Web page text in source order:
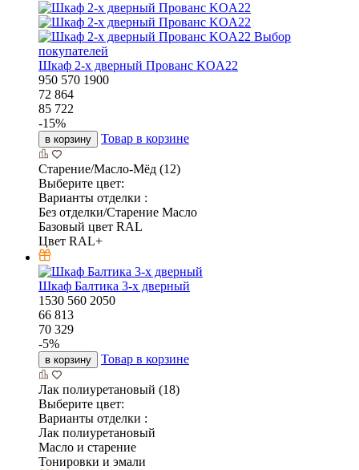
Выбор
покупателей
Шкаф 2-х дверный Прованс KOA22
950 570 1900
72 864
85 722
-15%
в корзину Товар в корзине
Старение/Масло-Мёд (12)
Выберите цвет:
Варианты отделки :
Без отделки/Старение Масло
Базовый цвет RAL
Цвет RAL+
Шкаф Балтика 3-х дверный
1530 560 2050
66 813
70 329
-5%
в корзину Товар в корзине
Лак полиуретановый (18)
Выберите цвет:
Варианты отделки :
Лак полиуретановый
Масло и старение
Тонировки и эмали